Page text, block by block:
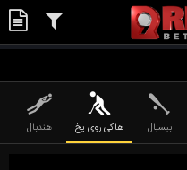
بیسبال هاکی روی یخ هندبال